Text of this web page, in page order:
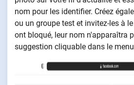
nom pour les identifier. Créez
ou un groupe test et invitez-les à
ont bloqué, leur nom n'apparaîtra
suggestion cliquable dans le